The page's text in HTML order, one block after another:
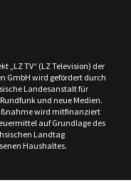
„LZ TV“ (LZ Television) der
GmbH wird gefördert durch
Landesanstalt für
und neue Medien.
wird mitfinanziert
auf Grundlage des
Landtag
Haushaltes.